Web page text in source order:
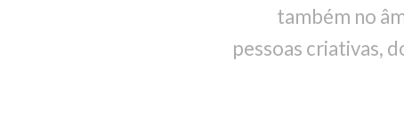
também no
pessoas criativas,